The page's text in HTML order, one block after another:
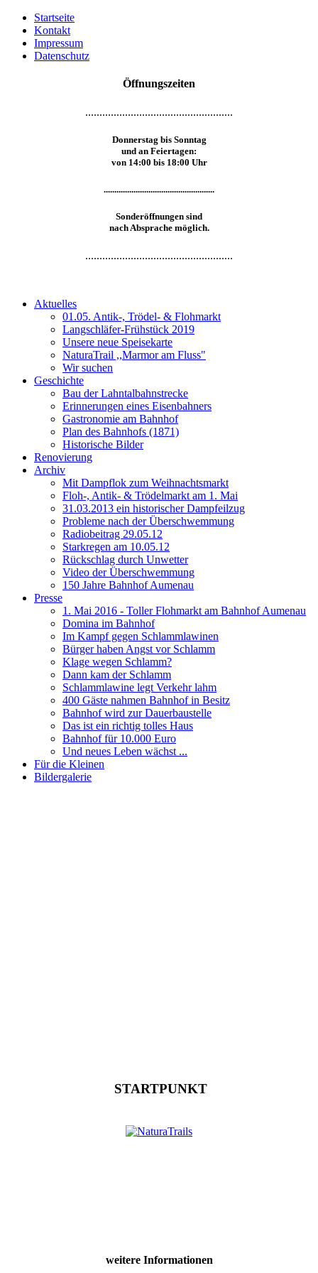
Startseite
Kontakt
Impressum
Datenschutz
Öffnungszeiten
....................................................
Donnerstag bis Sonntag
und an Feiertagen:
von 14:00 bis 18:00 Uhr
....................................................
Sonderöffnungen sind
nach Absprache möglich.
....................................................
Aktuelles
01.05. Antik-, Trödel- & Flohmarkt
Langschläfer-Frühstück 2019
Unsere neue Speisekarte
NaturaTrail ,,Marmor am Fluss"
Wir suchen
Geschichte
Bau der Lahntalbahnstrecke
Erinnerungen eines Eisenbahners
Gastronomie am Bahnhof
Plan des Bahnhofs (1871)
Historische Bilder
Renovierung
Archiv
Mit Dampflok zum Weihnachtsmarkt
Floh-, Antik- & Trödelmarkt am 1. Mai
31.03.2013 ein historischer Dampfeilzug
Probleme nach der Überschwemmung
Radiobeitrag 29.05.12
Starkregen am 10.05.12
Rückschlag durch Unwetter
Video der Überschwemmung
150 Jahre Bahnhof Aumenau
Presse
1. Mai 2016 - Toller Flohmarkt am Bahnhof Aumenau
Domina im Bahnhof
Im Kampf gegen Schlammlawinen
Bürger haben Angst vor Schlamm
Klage wegen Schlamm?
Dann kam der Schlamm
Schlammlawine legt Verkehr lahm
400 Gäste nahmen Bahnhof in Besitz
Bahnhof wird zur Dauerbaustelle
Das ist ein richtig tolles Haus
Bahnhof für 10.000 Euro
Und neues Leben wächst ...
Für die Kleinen
Bildergalerie
STARTPUNKT
weitere Informationen